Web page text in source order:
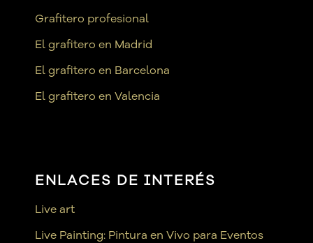
Grafitero profesional
El grafitero en Madrid
El grafitero en Barcelona
El grafitero en Valencia
ENLACES DE INTERÉS
Live art
Live Painting: Pintura en Vivo para Eventos